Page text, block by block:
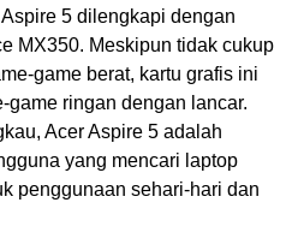
5 dilengkapi dengan
MX350. Meskipun tidak cukup
game berat, kartu grafis ini
game ringan dengan lancar.
Acer Aspire 5 adalah
yang mencari laptop
penggunaan sehari-hari dan